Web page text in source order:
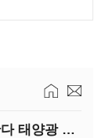
(단독)국산화 외친 정부…375억 베란다 태양광 사업엔 중국산만 남았다